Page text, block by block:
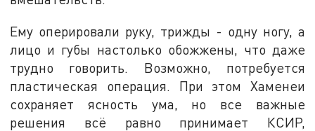
Ему оперировали руку, трижды - одну ногу, а
лицо и губы настолько обожжены, что даже
трудно говорить. Возможно, потребуется
пластическая операция. При этом Хаменеи
сохраняет ясность ума, но все важные
решения всё равно принимает КСИР,